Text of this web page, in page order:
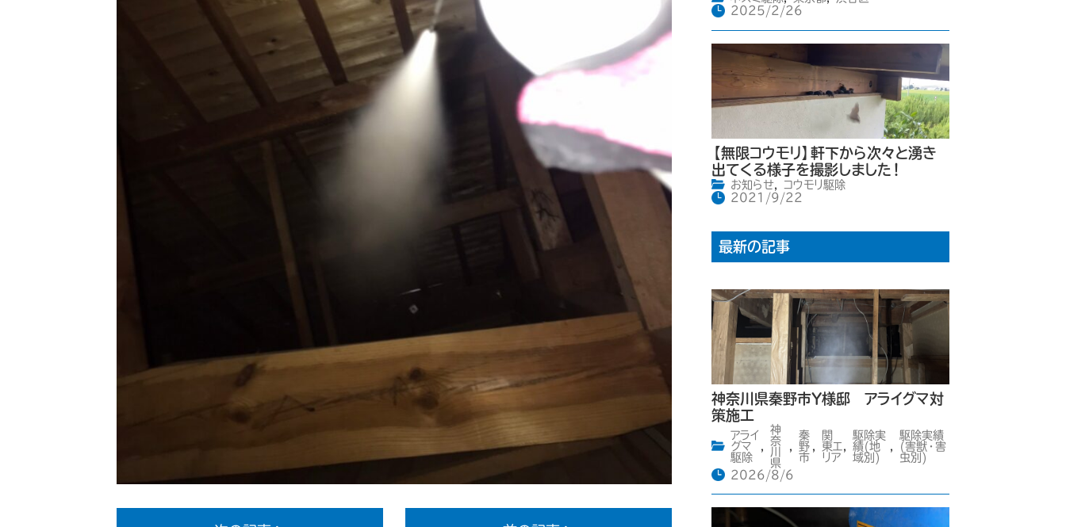
2025/2/26
【無限コウモリ】軒下から次々と湧き
出てくる様子を撮影しました！
お知らせ,
コウモリ駆除
2021/9/22
最新の記事
神奈川県秦野市Y様邸 アライグマ対
策施工
アライ
グマ
駆除
神
奈
川
県
秦
野
市
関
東エ
リア
駆除実
績(地
域別)
駆除実績
(害獣・害
虫別)
2026/8/6